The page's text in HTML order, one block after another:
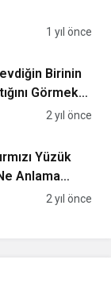
1 yıl önce
Birinin
Görmek
Gelir?2 yıl önce
Yüzük
Anlama
2 yıl önce